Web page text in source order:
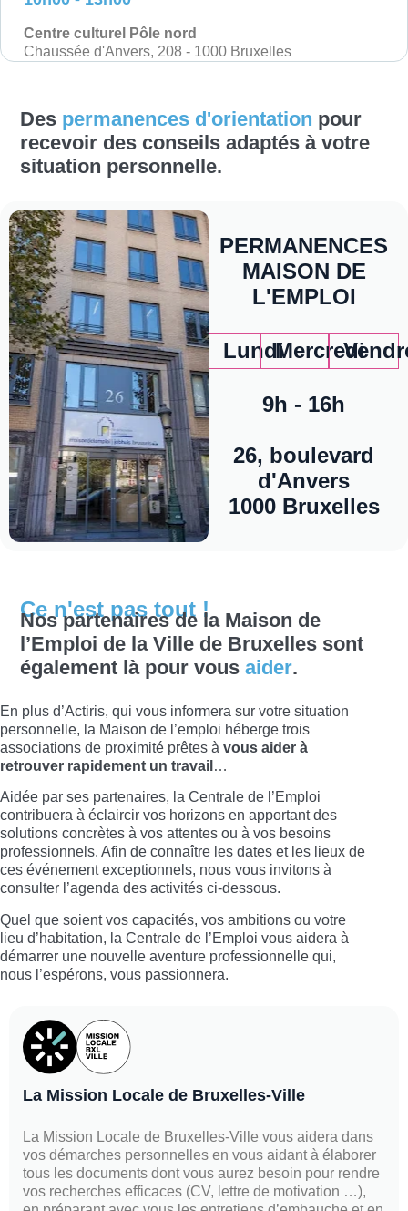
Centre culturel Pôle nord
Chaussée d'Anvers, 208 - 1000 Bruxelles
Des permanences d'orientation pour
recevoir des conseils adaptés à votre
situation personnelle.
PERMANENCES
MAISON DE
L'EMPLOI
LundiMercredi
9h - 16h
26, boulevard
d'Anvers
1000 Bruxelles
Ce n'est pas tout !
Nos partenaires de la Maison de
l’Emploi de la Ville de Bruxelles sont
également là pour vousaider.
En plus d’Actiris, qui vous informera sur votre situation
personnelle, la Maison de l’emploi héberge trois
associations de proximité prêtes à vous aider à
retrouver rapidement un travail …
Aidée par ses partenaires, la Centrale de l’Emploi
contribuera à éclaircir vos horizons en apportant des
solutions concrètes à vos attentes ou à vos besoins
professionnels. Afin de connaître les dates et les lieux de
ces événement exceptionnels, nous vous invitons à
consulter l’agenda des activités ci-dessous.
Quel que soient vos capacités, vos ambitions ou votre
lieu d’habitation, la Centrale de l’Emploi vous aidera à
démarrer une nouvelle aventure professionnelle qui,
nous l’espérons, vous passionnera.
La Mission Locale de Bruxelles-Ville
La Mission Locale de Bruxelles-Ville vous aidera dans
vos démarches personnelles en vous aidant à élaborer
tous les documents dont vous aurez besoin pour rendre
vos recherches efficaces (CV, lettre de motivation …),